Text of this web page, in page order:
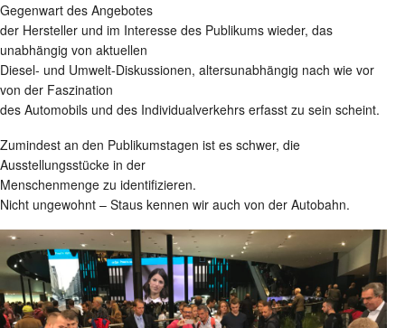
Gegenwart des Angebotes
der Hersteller und im Interesse des Publikums wieder, das
unabhängig von aktuellen
Diesel- und Umwelt-Diskussionen, altersunabhängig nach wie vor
von der Faszination
des Automobils und des Individualverkehrs erfasst zu sein scheint.
Zumindest an den Publikumstagen ist es schwer, die
Ausstellungsstücke in der
Menschenmenge zu identifizieren.
Nicht ungewohnt – Staus kennen wir auch von der Autobahn.